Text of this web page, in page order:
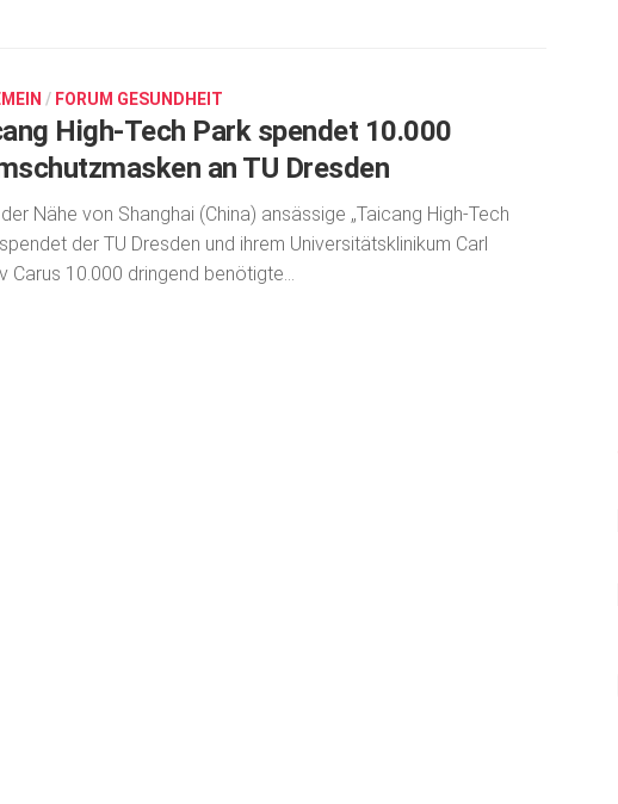
/ FORUM GESUNDHEIT
High-Tech Park spendet 10.000
an TU Dresden
Nähe von Shanghai (China) ansässige „Taicang High-Tech
der TU Dresden und ihrem Universitätsklinikum Carl
Carus 10.000 dringend benötigte...